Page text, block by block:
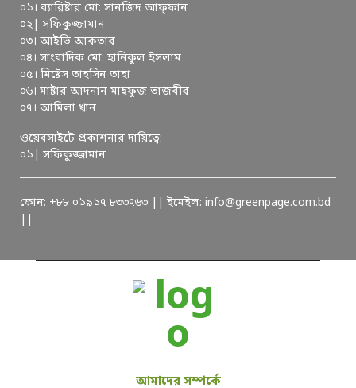
০১। ব্যারিষ্টার মো: সানজিদ আফ্ফান
০২| সফিকুজ্জামান
০৩। আইভি আকতার
০৪। সাংবাদিক মো: হানিকুল ইসলাম
০৫। মিষ্টেস তাহসিন তাহা
০৬। মাষ্টার আদনান মাহফুজ তাজবীর
০৭। আমিলা খান
ওয়েবসাইটে প্রকাশনার দায়িত্বে:
০১| সফিকুজ্জামান
ফোন: +৮৮ ০১৯১৭ ৮৩৩৭৬৩ || ইমেইল: info@greenpage.com.bd
আমাদের সম্পর্কে